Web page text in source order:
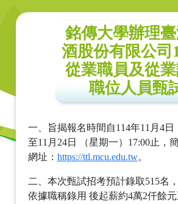
銘傳大學辦理
酒股份有限公司
從業職員及從
職位人員甄
一、旨揭報名時間自114年11月4日
至11月24日 （星期一）17:00止，
網址： https://ttl.mcu.edu.tw。
二、本次甄試招考預計錄取515名
依據職稱錄用 後起薪約4萬2仟餘